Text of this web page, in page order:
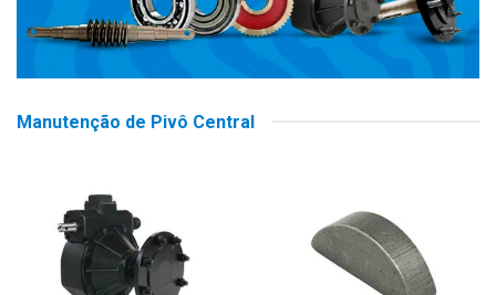
Manutenção de Pivô Central